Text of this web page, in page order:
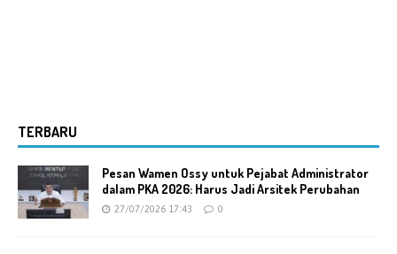
TERBARU
Pesan Wamen Ossy untuk Pejabat Administrator
dalam PKA 2026: Harus Jadi Arsitek Perubahan
27/07/2026 17:43 0